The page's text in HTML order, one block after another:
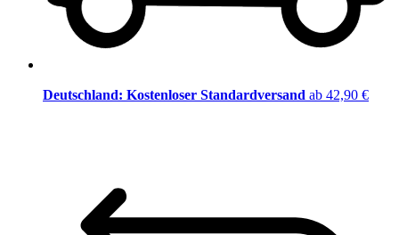
Deutschland: Kostenloser Standardversand ab 42,90 €